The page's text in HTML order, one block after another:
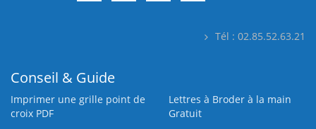
Tél : 02.85.52.63.21
Conseil & Guide
Imprimer une grille point de
croix PDF
Lettres à Broder à la main
Gratuit